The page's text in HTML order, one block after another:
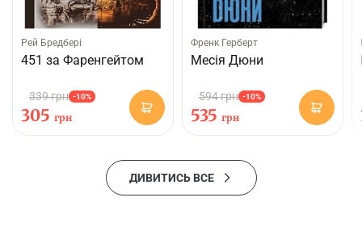
Рей Бредбері
451 за Фаренгейтом
339 грн -10%
305 грн
Френк Герберт
Месія Дюни
594 грн -10%
535 грн
ДИВИТИСЬ ВСЕ